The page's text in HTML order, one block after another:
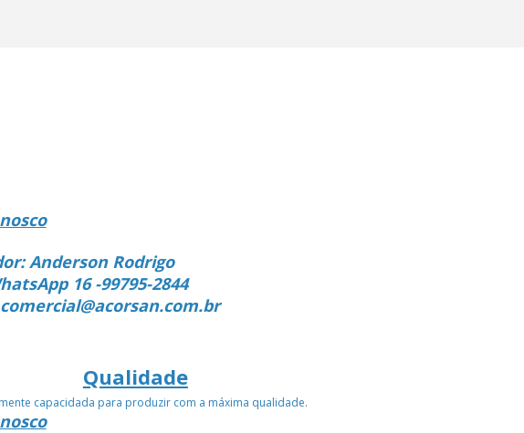
Anderson Rodrigo
16 -99795-2844
Qualidade
capacidada para produzir com a máxima qualidade.